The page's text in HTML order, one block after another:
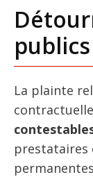
La plainte
prestataires